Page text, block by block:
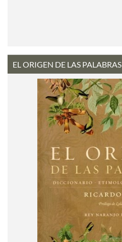
EL ORIGEN DE LAS PALABRAS